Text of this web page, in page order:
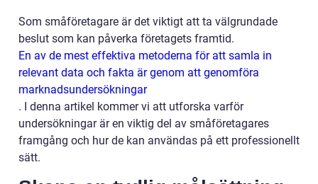
Som småföretagare är det viktigt att ta välgrundade
beslut som kan påverka företagets framtid.
En av de mest effektiva metoderna för att samla in
relevant data och fakta är genom att genomföra
marknadsundersökningar
. I denna artikel kommer vi att utforska varför
undersökningar är en viktig del av småföretagares
framgång och hur de kan användas på ett professionellt
sätt.